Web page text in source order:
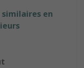
similaires en